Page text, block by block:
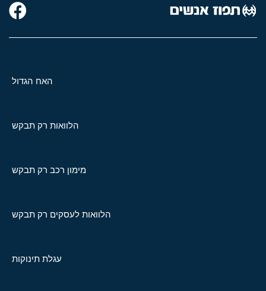
האח הגדול
הלוואות רק תבקש
מימון רכב רק תבקש
הלוואות לעסקים רק תבקש
עגלת תינוקות